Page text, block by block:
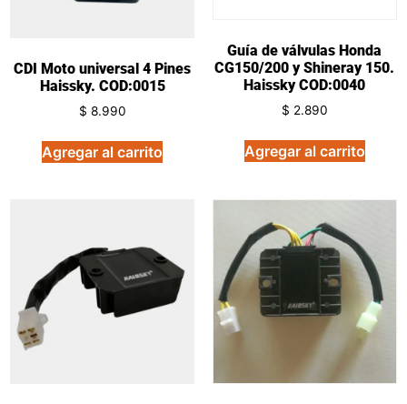
CDI Moto universal 4 Pines
Haissky. COD:0015
$ 8.990
Agregar al carrito
Guía de válvulas Honda
CG150/200 y Shineray 150.
Haissky COD:0040
$ 2.890
Agregar al carrito